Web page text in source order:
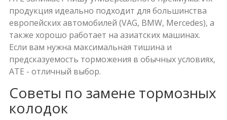
продукция идеально подходит для большинства
европейских автомобилей (VAG, BMW, Mercedes), а
также хорошо работает на азиатских машинах.
Если вам нужна максимальная тишина и
предсказуемость торможения в обычных условиях,
ATE - отличный выбор.
Советы по замене тормозных
колодок